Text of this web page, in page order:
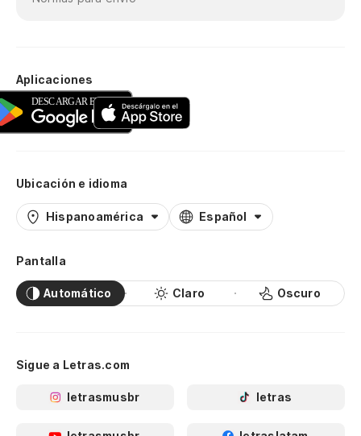
Aplicaciones
Ubicación e idioma
Hispanoamérica Español
Pantalla
Automático Claro Oscuro
Sigue a Letras.com
letrasmusbr letras